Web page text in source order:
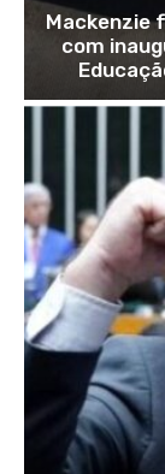
Mackenzie
com